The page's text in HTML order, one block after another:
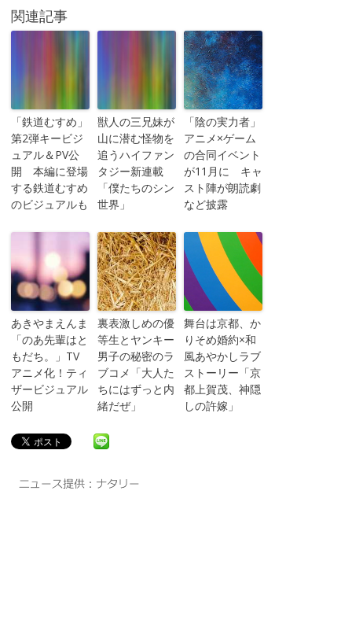
関連記事
「鉄道むすめ」
第2弾キービジ
ュアル＆PV公
開 本編に登場
する鉄道むすめ
のビジュアルも
獣人の三兄妹が
山に潜む怪物を
追うハイファン
タジー新連載
「僕たちのシン
世界」
「陰の実力者」
アニメ×ゲーム
の合同イベント
が11月に キャ
スト陣が朗読劇
など披露
あきやまえんま
「のあ先輩はと
もだち。」TV
アニメ化！ティ
ザービジュアル
公開
裏表激しめの優
等生とヤンキー
男子の秘密のラ
ブコメ「大人た
ちにはずっと内
緒だぜ」
舞台は京都、か
りそめ婚約×和
風あやかしラブ
ストーリー「京
都上賀茂、神隠
しの許嫁」